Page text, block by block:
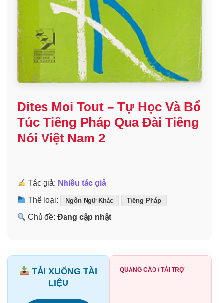
Dites Moi Tout – Tự Học Và Bổ
Túc Tiếng Pháp Qua Đài Tiếng
Nói Việt Nam 2
Tác giả: Nhiều tác giả
Thể loại: Ngôn Ngữ Khác Tiếng Pháp
Chủ đề:Đang cập nhật
TẢI XUỐNG TÀI
LIỆU
QUẢNG CÁO / TÀI TRỢ